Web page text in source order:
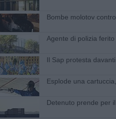
Bombe molotov
Agente di polizia
Il Sap protesta
Esplode una
Detenuto prende per